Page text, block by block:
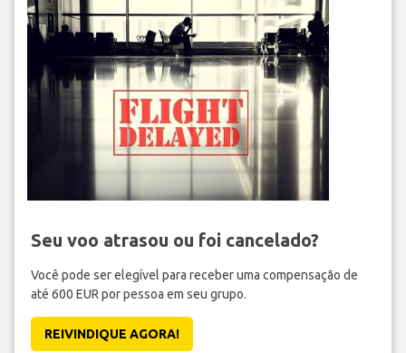
Seu voo atrasou ou foi cancelado?
Você pode ser elegível para receber uma compensação de
até 600 EUR por pessoa em seu grupo.
REIVINDIQUE AGORA!